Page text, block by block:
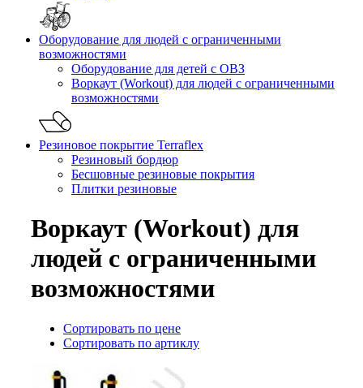
Оборудование для людей с ограниченными
возможностями
Оборудование для детей с ОВЗ
Воркаут (Workout) для людей с ограниченными
возможностями
Резиновое покрытие Terraflex
Резиновый бордюр
Бесшовные резиновые покрытия
Плитки резиновые
Воркаут (Workout) для
людей с ограниченными
возможностями
Сортировать по цене
Сортировать по артиклу